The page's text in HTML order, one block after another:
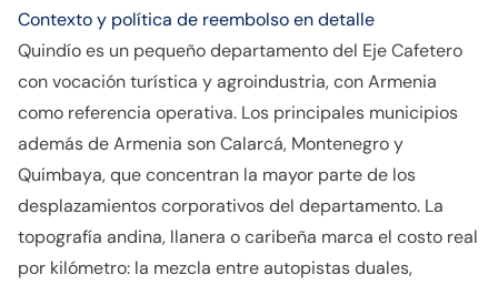
Contexto y política de reembolso en detalle
Quindío es un pequeño departamento del Eje Cafetero
con vocación turística y agroindustria, con Armenia
como referencia operativa. Los principales municipios
además de Armenia son Calarcá, Montenegro y
Quimbaya, que concentran la mayor parte de los
desplazamientos corporativos del departamento. La
topografía andina, llanera o caribeña marca el costo real
por kilómetro: la mezcla entre autopistas duales,